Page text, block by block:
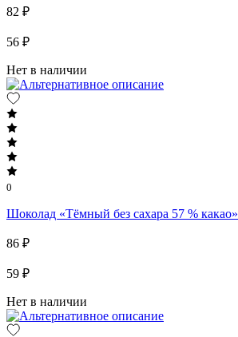
82 ₽
56 ₽
Нет в наличии
0
Шоколад «Тёмный без сахара 57 % какао»
86 ₽
59 ₽
Нет в наличии